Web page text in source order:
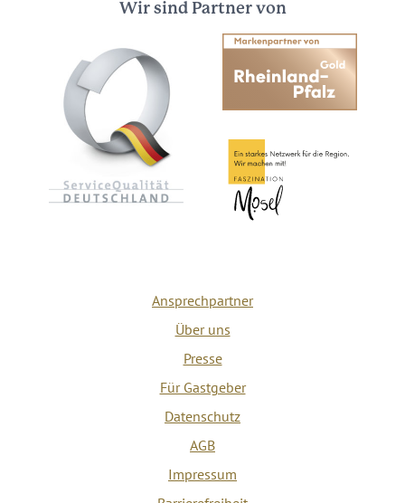
Wir sind Partner von
Ansprechpartner
Über uns
Presse
Für Gastgeber
Datenschutz
AGB
Impressum